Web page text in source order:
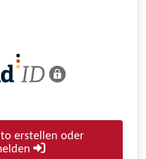
erstellen oder